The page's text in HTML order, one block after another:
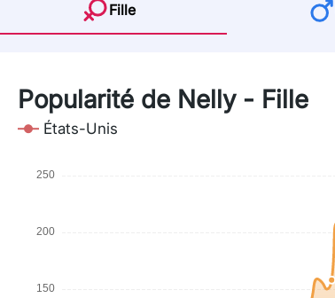
Fille
Popularité de Nelly - Fille
États-Unis